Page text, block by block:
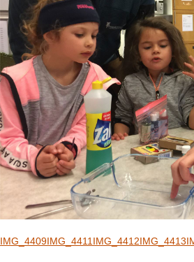
IMG_4409IMG_4411 IMG_4412IMG_4413